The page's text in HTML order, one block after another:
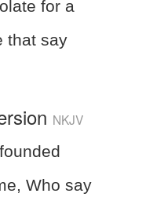
for a
that say
NKJV
Who say